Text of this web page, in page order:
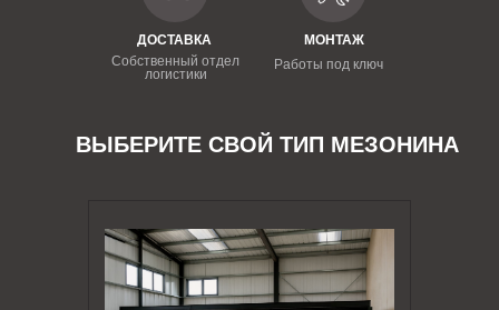
ДОСТАВКА
Собственный отдел
логистики
МОНТАЖ
Работы под ключ
ВЫБЕРИТЕ СВОЙ ТИП МЕЗОНИНА